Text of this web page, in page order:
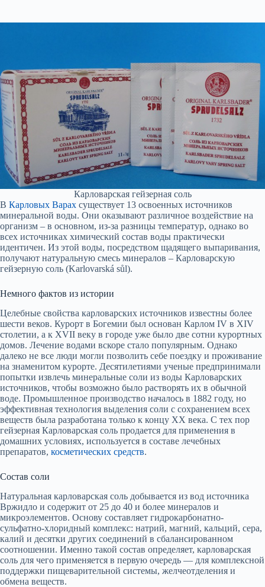
Карловарская гейзерная соль
В Карловых Варах существует 13 освоенных источников
минеральной воды. Они оказывают различное воздействие на
организм – в основном, из-за разницы температур, однако во
всех источниках химический состав воды практически
идентичен. Из этой воды, посредством щадящего выпаривания,
получают натуральную смесь минералов – Карловарскую
гейзерную соль (Karlovarská sůl).
Немного фактов из истории
Целебные свойства карловарских источников известны более
шести веков. Курорт в Богемии был основан Карлом IV в XIV
столетии, а к XVII веку в городе уже было две сотни курортных
домов. Лечение водами вскоре стало популярным. Однако
далеко не все люди могли позволить себе поездку и проживание
на знаменитом курорте. Десятилетиями ученые предпринимали
попытки извлечь минеральные соли из воды Карловарских
источников, чтобы возможно было растворять их в обычной
воде. Промышленное производство началось в 1882 году, но
эффективная технология выделения соли с сохранением всех
веществ была разработана только к концу XX века. С тех пор
гейзерная Карловарская соль продается для применения в
домашних условиях, используется в составе лечебных
препаратов, косметических средств.
Состав соли
Натуральная карловарская соль добывается из вод источника
Вржидло и содержит от 25 до 40 и более минералов и
микроэлементов. Основу составляет гидрокарбонатно-
сульфатно-хлоридный комплекс: натрий, магний, кальций, сера,
калий и десятки других соединений в сбалансированном
соотношении. Именно такой состав определяет, карловарская
соль для чего применяется в первую очередь — для комплексной
поддержки пищеварительной системы, желчеотделения и
обмена веществ.